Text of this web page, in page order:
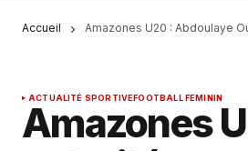
Accueil Amazones U20 : Abdoulaye
ACTUALITÉ SPORTIVEFOOTBALL FEMININ
Amazones